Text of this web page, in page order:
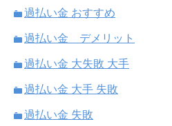
過払い金 おすすめ
過払い金 デメリット
過払い金 大失敗 大手
過払い金 大手 失敗
過払い金 失敗